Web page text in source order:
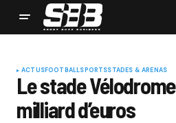
ACTUSFOOTBALLSPORTSSTADES & ARENAS
Le stade
milliard d’euros